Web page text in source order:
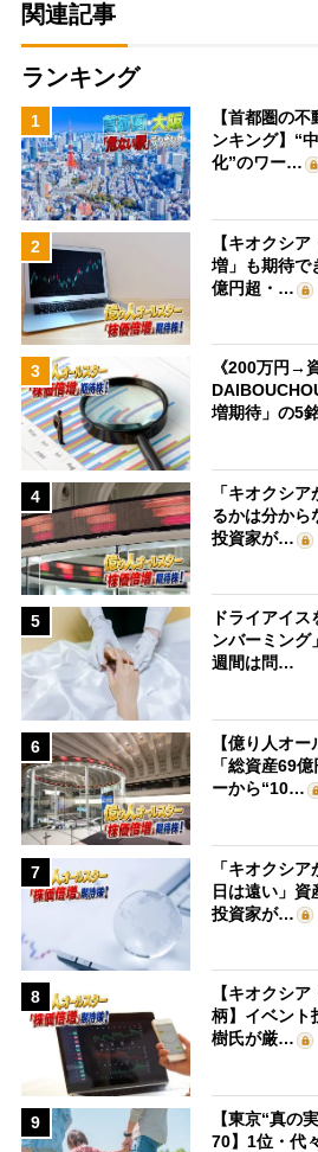
関連記事
ランキング
1
【首都圏の
ンキング】“
化”のワー…
2
【キオクシ
増」も期待で
億円超・…
3
《200万円→
増期待」の5
4
「キオクシ
るかは分から
投資家が…
5
ドライアイ
ンバーミン
週間は問…
6
【億り人オ
「総資産69
ーから“10…
7
「キオクシ
日は遠い」資
投資家が…
8
【キオクシ
柄】イベント
樹氏が厳…
9
【東京“真の
70】1位・代